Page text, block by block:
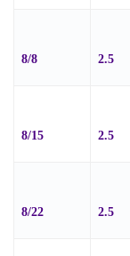
8/8 2.5
8/15 2.5
8/22 2.5